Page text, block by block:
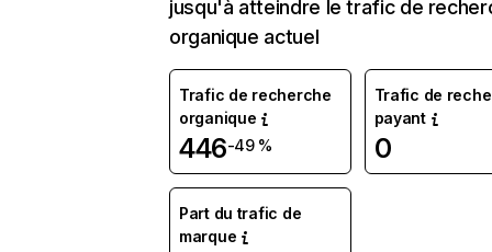
jusqu'à atteindre le trafic de
organique actuel
Trafic de recherche
organique
446-49 %
Trafic de
payant
0
Part du trafic de
marque